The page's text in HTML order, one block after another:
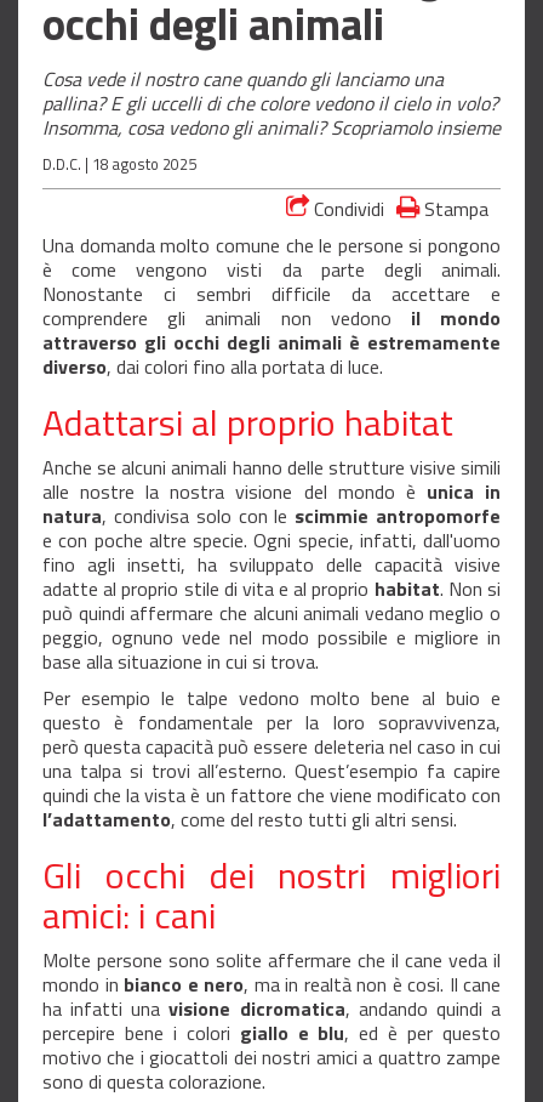
occhi degli animali
Cosa vede il nostro cane quando gli lanciamo una
pallina? E gli uccelli di che colore vedono il cielo in volo?
Insomma, cosa vedono gli animali? Scopriamolo insieme
D.D.C. | 18 agosto 2025
Condividi
Stampa
Una domanda molto comune che le persone si pongono
è come vengono visti da parte degli animali.
Nonostante ci sembri difficile da accettare e
comprendere gli animali non vedono il mondo
attraverso gli occhi degli animali è estremamente
diverso, dai colori fino alla portata di luce.
Adattarsi al proprio habitat
Anche se alcuni animali hanno delle strutture visive simili
alle nostre la nostra visione del mondo è unica in
natura, condivisa solo con le scimmie antropomorfe
e con poche altre specie. Ogni specie, infatti, dall'uomo
fino agli insetti, ha sviluppato delle capacità visive
adatte al proprio stile di vita e al proprio habitat. Non si
può quindi affermare che alcuni animali vedano meglio o
peggio, ognuno vede nel modo possibile e migliore in
base alla situazione in cui si trova.
Per esempio le talpe vedono molto bene al buio e
questo è fondamentale per la loro sopravvivenza,
però questa capacità può essere deleteria nel caso in cui
una talpa si trovi all’esterno. Quest’esempio fa capire
quindi che la vista è un fattore che viene modificato con
l’adattamento, come del resto tutti gli altri sensi.
Gli occhi dei nostri migliori
amici: i cani
Molte persone sono solite affermare che il cane veda il
mondo in bianco e nero, ma in realtà non è cosi. Il cane
ha infatti unavisione dicromatica, andando quindi a
percepire bene i colori giallo e blu, ed è per questo
motivo che i giocattoli dei nostri amici a quattro zampe
sono di questa colorazione.